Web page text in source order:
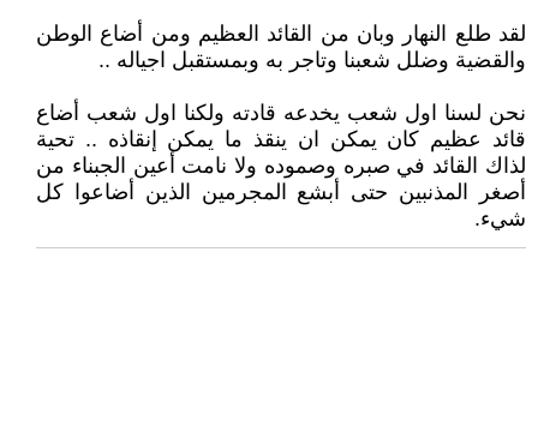
لقد طلع النهار وبان من القائد العظيم ومن أضاع الوطن
والقضية وضلل شعبنا وتاجر به وبمستقبل اجياله ..
نحن لسنا اول شعب يخدعه قادته ولكنا اول شعب أضاع
قائد عظيم كان يمكن ان ينقذ ما يمكن إنقاذه .. تحية
لذاك القائد في صبره وصموده ولا نامت أعين الجبناء من
أصغر المذنبين حتى أبشع المجرمين الذين أضاعوا كل
شيء.